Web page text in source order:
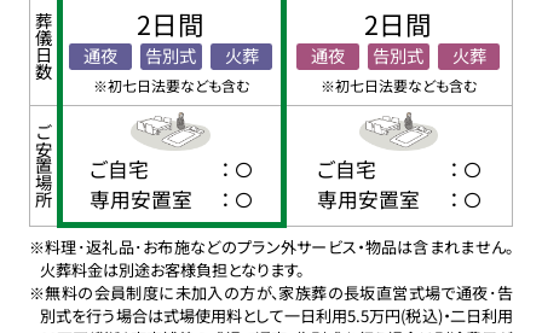
葬儀日数
ご安置場所
2日間
通夜 告別式 火葬
※初七日法要なども含む
ご自宅
：
専用安置室
：
2日間
通夜 告別式 火葬
※初七日法要なども含む
ご自宅
：
専用安置室
：
※料理･返礼品･お布施などのプラン外サービス・物品は含まれません。
火葬料金は別途お客様負担となります。
※無料の会員制度に未加入の方が、家族葬の長坂直営式場で通夜･告
別式を行う場合は式場使用料として一日利用5.5万円(税込)・二日利用